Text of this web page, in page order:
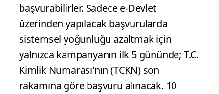
başvurabilirler. Sadece e-Devlet
üzerinden yapılacak başvurularda
sistemsel yoğunluğu azaltmak için
yalnızca kampanyanın ilk 5 gününde; T.C.
Kimlik Numarası'nın (TCKN) son
rakamına göre başvuru alınacak. 10